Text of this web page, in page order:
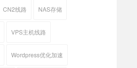
CN2线路 NAS存储
VPS主机线路
Wordpress优化加速